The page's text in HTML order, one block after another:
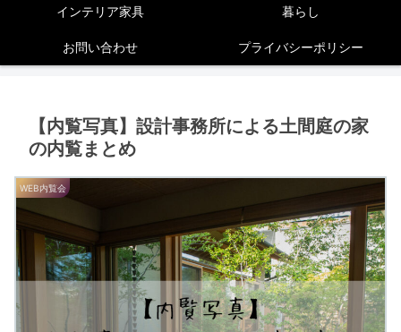
インテリア家具 暮らし
お問い合わせ プライバシーポリシー
【内覧写真】設計事務所による土間庭の家
の内覧まとめ
WEB内覧会